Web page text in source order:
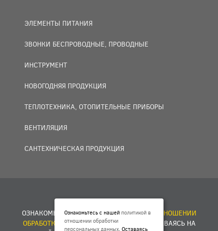
ЭЛЕМЕНТЫ ПИТАНИЯ
ЗВОНКИ БЕСПРОВОДНЫЕ, ПРОВОДНЫЕ
ИНСТРУМЕНТ
НОВОГОДНЯЯ ПРОДУКЦИЯ
ТЕПЛОТЕХНИКА, ОТОПИТЕЛЬНЫЕ ПРИБОРЫ
ВЕНТИЛЯЦИЯ
САНТЕХНИЧЕСКАЯ ПРОДУКЦИЯ
ОЗНАКОМЬТЕСЬ С НАШЕЙПОЛИТИКОЙ В ОТНОШЕНИИ
ОБРАБОТКИ ПЕРСОНАЛЬНЫХ ДАННЫХ
. ОСТАВАЯСЬ НА
Ознакомьтесь с нашей политикой в
отношении обработки
персональных данных. Оставаясь